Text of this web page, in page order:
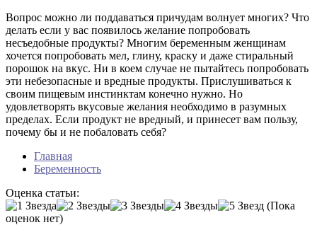
Вопрос можно ли поддаваться причудам волнует многих? Что
делать если у вас появилось желание попробовать
несъедобные продукты? Многим беременным женщинам
хочется попробовать мел, глину, краску и даже стиральный
порошок на вкус. Ни в коем случае не пытайтесь попробовать
эти небезопасные и вредные продукты. Прислушиваться к
своим пищевым инстинктам конечно нужно. Но
удовлетворять вкусовые желания необходимо в разумных
пределах. Если продукт не вредный, и принесет вам пользу,
почему бы и не побаловать себя?
Главная
Беременность
Оценка статьи:
(Пока
оценок нет)